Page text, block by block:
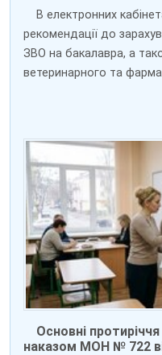
В електронних
рекомендації до
ЗВО на бакалавра, а
ветеринарного та
Основні
наказом МОН № 722